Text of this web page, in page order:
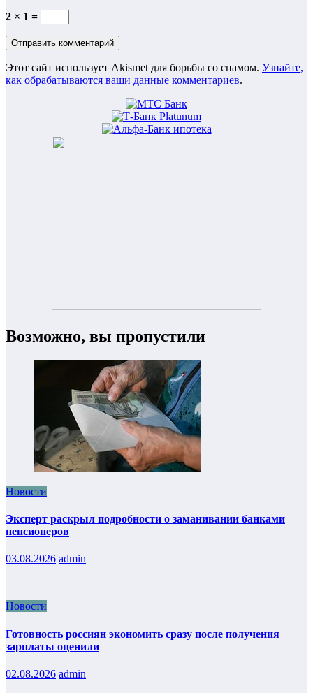
2 × 1 =
Этот сайт использует Akismet для борьбы со спамом. Узнайте,
как обрабатываются ваши данные комментариев.
Возможно, вы пропустили
Новости
Эксперт раскрыл подробности о заманивании банками
пенсионеров
03.08.2026 admin
Новости
Готовность россиян экономить сразу после получения
зарплаты оценили
02.08.2026 admin